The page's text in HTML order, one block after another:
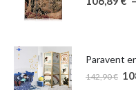
Paravent
142,90€